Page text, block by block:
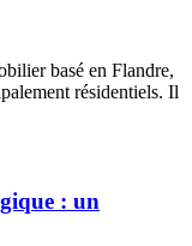
basé en Flandre,
résidentiels. Il
: un